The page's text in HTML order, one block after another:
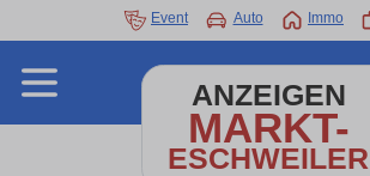
Event Auto Immo
ANZEIGEN
MARKT-
ESCHWEILER